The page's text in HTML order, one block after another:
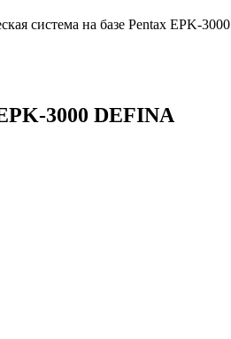
система на базе Pentax
DEFINA